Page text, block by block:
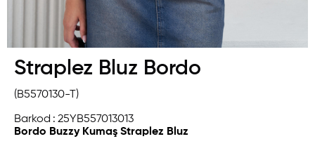
Straplez Bluz Bordo
(B5570130-T)
Barkod : 25YB557013013
Bordo Buzzy Kumaş Straplez Bluz